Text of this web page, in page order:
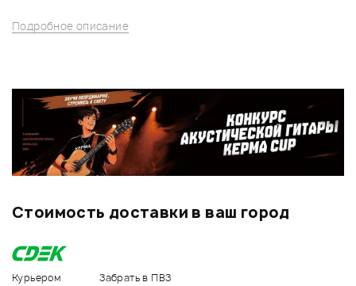
Подробное описание
Стоимость доставки в ваш город
Курьером
Забрать в ПВЗ